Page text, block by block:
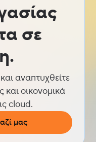
σε
αναπτυχθείτε
και οικονομικά
cloud.
μας